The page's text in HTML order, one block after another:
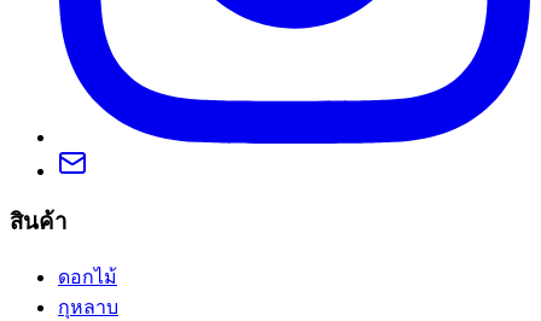
สินค้า
ดอกไม้
กุหลาบ